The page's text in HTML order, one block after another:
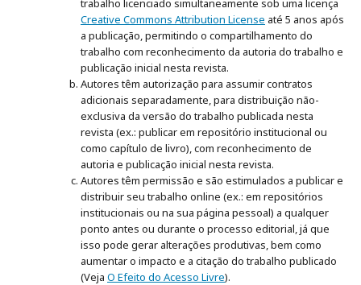
trabalho licenciado simultaneamente sob uma licença
Creative Commons Attribution License até 5 anos após
a publicação, permitindo o compartilhamento do
trabalho com reconhecimento da autoria do trabalho e
publicação inicial nesta revista.
Autores têm autorização para assumir contratos
adicionais separadamente, para distribuição não-
exclusiva da versão do trabalho publicada nesta
revista (ex.: publicar em repositório institucional ou
como capítulo de livro), com reconhecimento de
autoria e publicação inicial nesta revista.
Autores têm permissão e são estimulados a publicar e
distribuir seu trabalho online (ex.: em repositórios
institucionais ou na sua página pessoal) a qualquer
ponto antes ou durante o processo editorial, já que
isso pode gerar alterações produtivas, bem como
aumentar o impacto e a citação do trabalho publicado
(Veja O Efeito do Acesso Livre).